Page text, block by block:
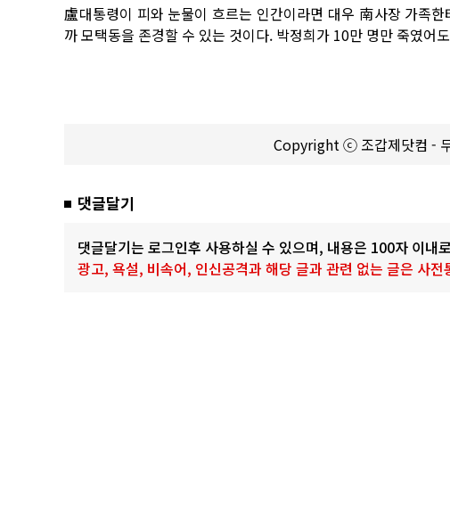
盧대통령이 피와 눈물이 흐르는 인간이라면 대우 南사장 가족
까 모택동을 존경할 수 있는 것이다. 박정희가 10만 명만 죽였
Copyright ⓒ 조갑제닷컴 -
댓글달기
댓글달기는 로그인후 사용하실 수 있으며, 내용은 100자 이내
광고, 욕설, 비속어, 인신공격과 해당 글과 관련 없는 글은 사전